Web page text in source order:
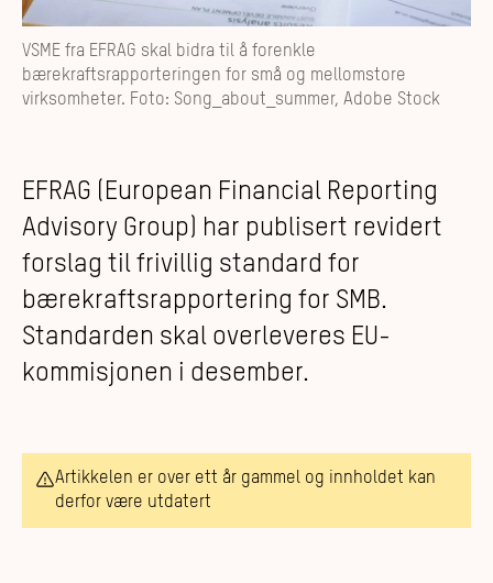
VSME fra EFRAG skal bidra til å forenkle
bærekraftsrapporteringen for små og mellomstore
virksomheter. Foto: Song_about_summer, Adobe Stock
EFRAG (European Financial Reporting
Advisory Group) har publisert revidert
forslag til frivillig standard for
bærekraftsrapportering for SMB.
Standarden skal overleveres EU-
kommisjonen i desember.
Artikkelen er over ett år gammel og innholdet kan
derfor være utdatert